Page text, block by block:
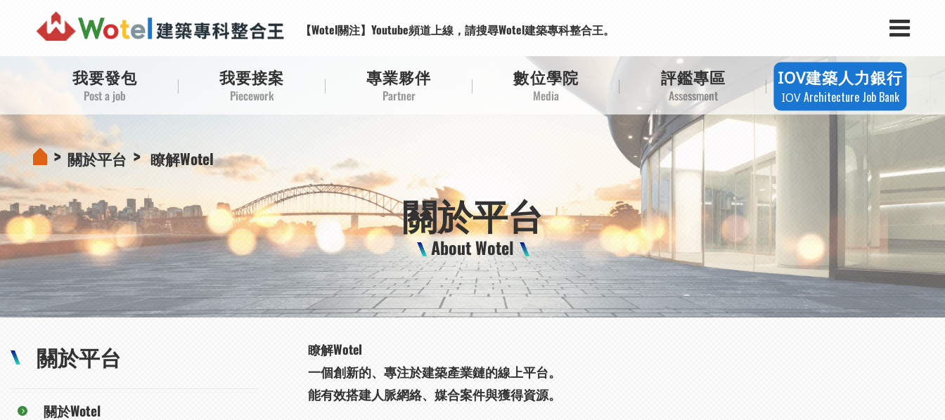
【Wotel關注】Youtube頻道上線，請搜尋Wotel建築專科整合王。
【Wotel關注】Youtube頻道上線，請搜尋Wotel建築專科整合王。
我要發包
Post a job
我要接案
Piecework
專業夥伴
Partner
數位學院
Media
評鑑專區
Assessment
IOV建築人力銀行
IOVArchitecture Job Bank
關於平台 瞭解Wotel
關於平台
About Wotel
關於平台
關於Wotel
瞭解Wotel
一個創新的、專注於建築產業鏈的線上平台。
能有效搭建人脈網絡、媒合案件與獲得資源。